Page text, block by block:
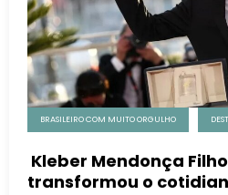
BRASILEIRO COM MUITO ORGULHO
Kleber Mendonça
transformou o